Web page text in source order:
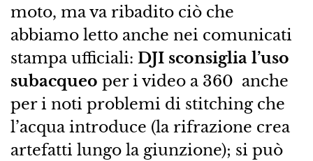
moto, ma va ribadito ciò che
abbiamo letto anche nei comunicati
stampa ufficiali: DJI sconsiglia l’uso
subacqueo per i video a 360 anche
per i noti problemi di stitching che
l’acqua introduce (la rifrazione crea
artefatti lungo la giunzione); si può